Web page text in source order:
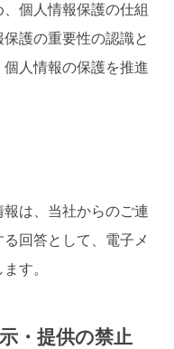
個人情報保護の仕組
護の重要性の認識と
人情報の保護を推進
は、当社からのご連
回答として、電子メ
す。
・提供の禁止